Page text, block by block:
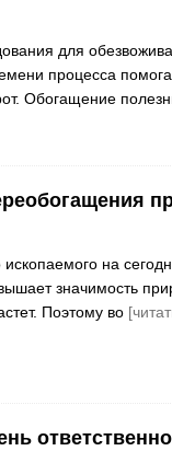
для
процесса
Обогащение
ископаемого на
значимость
Поэтому во